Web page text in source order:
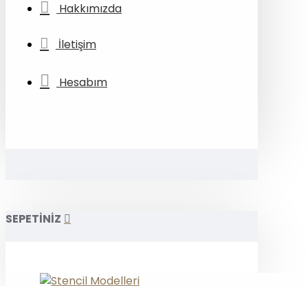
Hakkımızda
İletişim
Hesabım
SEPETİNİZ